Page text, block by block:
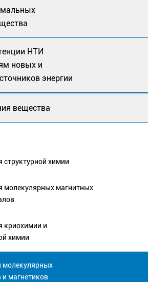
НТИ
новых и
энергии
вещества
структурной химии
молекулярных магнитных
криохимии и
химии
молекулярных
магнетиков